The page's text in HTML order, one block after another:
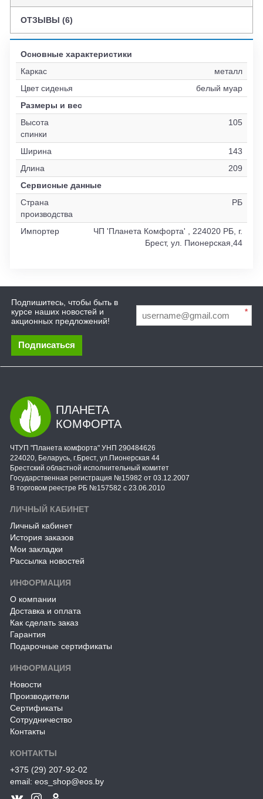
ОТЗЫВЫ (6)
Основные характеристики
Каркас
металл
Цвет сиденья
белый муар
Размеры и вес
Высота
спинки
105
Ширина
143
Длина
209
Сервисные данные
Страна
производства
РБ
Импортер
ЧП 'Планета Комфорта' , 224020 РБ, г.
Брест, ул. Пионерская,44
Подпишитесь, чтобы быть в
курсе наших новостей и
акционных предложений!
*
Подписаться
ПЛАНЕТА
КОМФОРТА
ЧТУП "Планета комфорта" УНП 290484626
224020, Беларусь, г.Брест, ул.Пионерская 44
Брестский областной исполнительный комитет
Государственная регистрация №15982 от 03.12.2007
В торговом реестре РБ №157582 с 23.06.2010
ЛИЧНЫЙ КАБИНЕТ
Личный кабинет
История заказов
Мои закладки
Рассылка новостей
ИНФОРМАЦИЯ
О компании
Доставка и оплата
Как сделать заказ
Гарантия
Подарочные сертификаты
ИНФОРМАЦИЯ
Новости
Производители
Сертификаты
Сотрудничество
Контакты
КОНТАКТЫ
+375 (29) 207-92-02
email: eos_shop@eos.by